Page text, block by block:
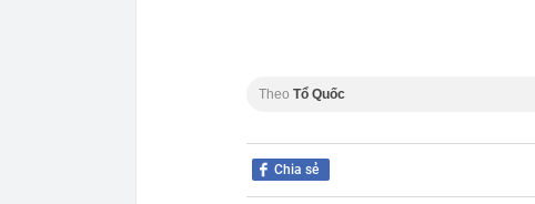
Theo Tổ Quốc
Chia sẻ